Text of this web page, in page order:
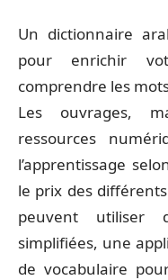
Un dictionnaire
pour enrichir
comprendre les
Les ouvrages,
ressources
l’apprentissage
le prix des
peuvent utiliser
simplifiées, une
de vocabulaire